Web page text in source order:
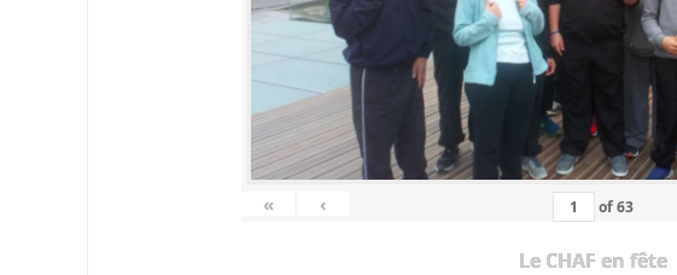
« ‹ of63
Le CHAF en fête